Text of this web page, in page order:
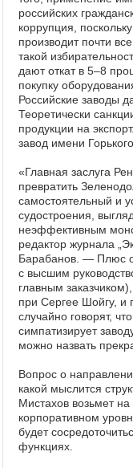
российских
коррупция,
производит почти
такой
дают откат в 5–8
покупку
Российские заводы
Теоретически
продукции на
завод имени
«Главная заслуга
превратить
самостоятельный и
судостроения,
неэффективным
редактор журнала
Барабанов. — Плюс
с высшим
главным
при Сергее Шойгу, и
случайно говорят,
симпатизирует
можно назвать
Вопрос о
какой мыслится
Мистахов возьмет
корпоративном
будет
функциях.